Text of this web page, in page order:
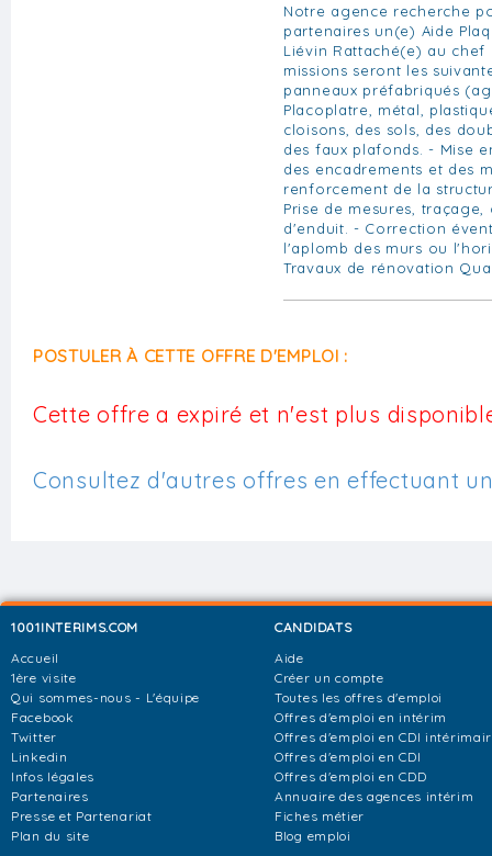
Notre agence recherche
partenaires un(e) Aide
Liévin Rattaché(e) au chef
missions seront les
panneaux préfabriqués
Placoplatre, métal,
cloisons, des sols, des
des faux plafonds. - Mise
des encadrements et des
renforcement de la
Prise de mesures,
d'enduit. - Correction
l'aplomb des murs ou
Travaux de rénovation
POSTULER À CETTE OFFRE D'EMPLOI :
Cette offre a expiré et n'est plus
Consultez d'autres offres en effectuant
1001INTERIMS.COM
Accueil
1ère visite
Qui sommes-nous - L'équipe
Facebook
Twitter
Linkedin
Infos légales
Partenaires
Presse et Partenariat
Plan du site
CANDIDATS
Aide
Créer un compte
Toutes les offres d'emploi
Offres d'emploi en intérim
Offres d'emploi en CDI
Offres d'emploi en CDI
Offres d'emploi en CDD
Annuaire des agences intérim
Fiches métier
Blog emploi